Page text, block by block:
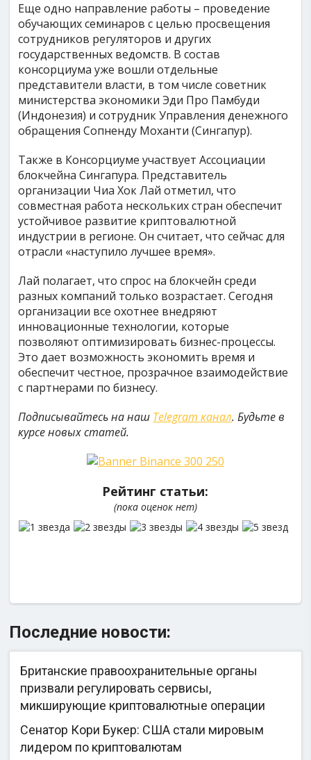
Еще одно направление работы – проведение
обучающих семинаров с целью просвещения
сотрудников регуляторов и других
государственных ведомств. В состав
консорциума уже вошли отдельные
представители власти, в том числе советник
министерства экономики Эди Про Памбуди
(Индонезия) и сотрудник Управления денежного
обращения Сопненду Моханти (Сингапур).
Также в Консорциуме участвует Ассоциации
блокчейна Сингапура. Представитель
организации Чиа Хок Лай отметил, что
совместная работа нескольких стран обеспечит
устойчивое развитие криптовалютной
индустрии в регионе. Он считает, что сейчас для
отрасли «наступило лучшее время».
Лай полагает, что спрос на блокчейн среди
разных компаний только возрастает. Сегодня
организации все охотнее внедряют
инновационные технологии, которые
позволяют оптимизировать бизнес-процессы.
Это дает возможность экономить время и
обеспечит честное, прозрачное взаимодействие
с партнерами по бизнесу.
Подписывайтесь на наш Telegram канал. Будьте в
курсе новых статей.
Рейтинг статьи:
(пока оценок нет)
Последние новости:
Британские правоохранительные органы
призвали регулировать сервисы,
микширующие криптовалютные операции
Сенатор Кори Букер: США стали мировым
лидером по криптовалютам